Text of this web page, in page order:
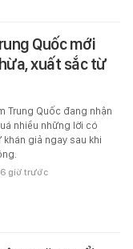
Quốc mới
xuất sắc từ
Trung Quốc đang nhận
nhiều những lời có
khán giả ngay sau khi
6 giờ trước